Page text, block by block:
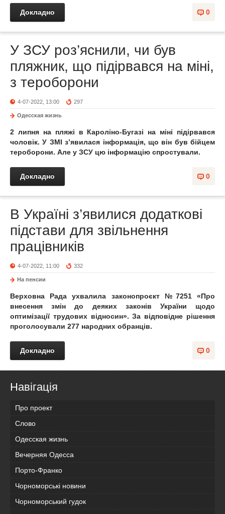
0
Докладно
У ЗСУ роз’яснили, чи був
пляжник, що підірвався на міні,
з тероборони
4-07-2022, 13:00 297
Одесская жизнь
2 липня на пляжі в Кароліно-Бугазі на міні підірвався
чоловік. У ЗМІ з’явилася інформація, що він був бійцем
тероборони. Але у ЗСУ цю інформацію спростували.
0
Докладно
В Україні з’явилися додаткові
підстави для звільнення
працівників
4-07-2022, 11:00 332
На пенсии
Верховна Рада ухвалила законопроєкт №7251 «Про
внесення змін до деяких законів України щодо
оптимізації трудових відносин». За відповідне рішення
проголосували 277 народних обранців.
0
Докладно
Навігація
Про проект
Слово
Одесская жизнь
Вечерняя Одесса
Порто-Франко
Чорноморські новини
Чорноморський гудок